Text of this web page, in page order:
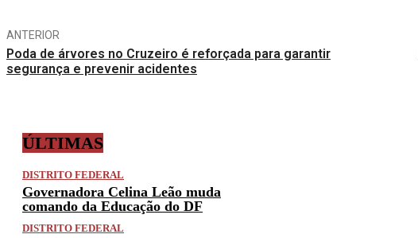
ANTERIOR
Poda de árvores no Cruzeiro é reforçada para garantir
segurança e prevenir acidentes
ÚLTIMAS
DISTRITO FEDERAL
Governadora Celina Leão muda
comando da Educação do DF
DISTRITO FEDERAL